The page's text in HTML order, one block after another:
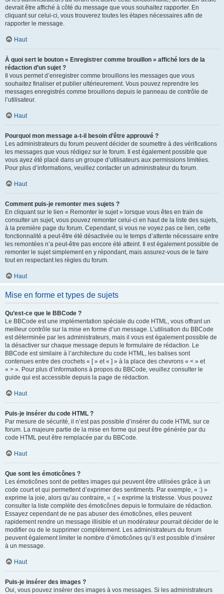
devrait être affiché à côté du message que vous souhaitez rapporter. En
cliquant sur celui-ci, vous trouverez toutes les étapes nécessaires afin de
rapporter le message.
Haut
À quoi sert le bouton « Enregistrer comme brouillon » affiché lors de la
rédaction d’un sujet ?
Il vous permet d’enregistrer comme brouillons les messages que vous
souhaitez finaliser et publier ultérieurement. Vous pouvez reprendre les
messages enregistrés comme brouillons depuis le panneau de contrôle de
l’utilisateur.
Haut
Pourquoi mon message a-t-il besoin d’être approuvé ?
Les administrateurs du forum peuvent décider de soumettre à des vérifications
les messages que vous rédigez sur le forum. Il est également possible que
vous ayez été placé dans un groupe d’utilisateurs aux permissions limitées.
Pour plus d’informations, veuillez contacter un administrateur du forum.
Haut
Comment puis-je remonter mes sujets ?
En cliquant sur le lien « Remonter le sujet » lorsque vous êtes en train de
consulter un sujet, vous pouvez remonter celui-ci en haut de la liste des sujets,
à la première page du forum. Cependant, si vous ne voyez pas ce lien, cette
fonctionnalité a peut-être été désactivée ou le temps d’attente nécessaire entre
les remontées n’a peut-être pas encore été atteint. Il est également possible de
remonter le sujet simplement en y répondant, mais assurez-vous de le faire
tout en respectant les règles du forum.
Haut
Mise en forme et types de sujets
Qu’est-ce que le BBCode ?
Le BBCode est une implémentation spéciale du code HTML, vous offrant un
meilleur contrôle sur la mise en forme d’un message. L’utilisation du BBCode
est déterminée par les administrateurs, mais il vous est également possible de
la désactiver sur chaque message depuis le formulaire de rédaction. Le
BBCode est similaire à l’architecture du code HTML, les balises sont
contenues entre des crochets « [ » et « ] » à la place des chevrons « < » et
« > ». Pour plus d’informations à propos du BBCode, veuillez consulter le
guide qui est accessible depuis la page de rédaction.
Haut
Puis-je insérer du code HTML ?
Par mesure de sécurité, il n’est pas possible d’insérer du code HTML sur ce
forum. La majeure partie de la mise en forme qui peut être générée par du
code HTML peut être remplacée par du BBCode.
Haut
Que sont les émoticônes ?
Les émoticônes sont de petites images qui peuvent être utilisées grâce à un
code court et qui permettent d’exprimer des sentiments. Par exemple, « :) »
exprime la joie, alors qu’au contraire, « :( » exprime la tristesse. Vous pouvez
consulter la liste complète des émoticônes depuis le formulaire de rédaction.
Essayez cependant de ne pas abuser des émoticônes, elles peuvent
rapidement rendre un message illisible et un modérateur pourrait décider de le
modifier ou de le supprimer complètement. Les administrateurs du forum
peuvent également limiter le nombre d’émoticônes qu’il est possible d’insérer
à un message.
Haut
Puis-je insérer des images ?
Oui, vous pouvez insérer des images à vos messages. Si les administrateurs